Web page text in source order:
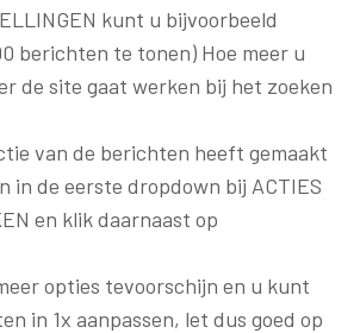
kunt u bijvoorbeeld
berichten te tonen) Hoe meer u
de site gaat werken bij het zoeken
van de berichten heeft gemaakt
in de eerste dropdown bij ACTIES
en klik daarnaast op
opties tevoorschijn en u kunt
in 1x aanpassen, let dus goed op